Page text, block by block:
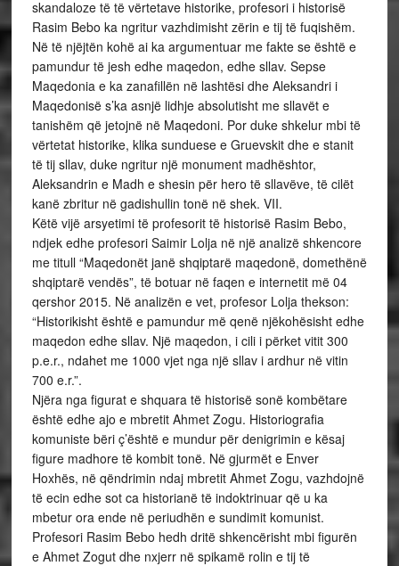
skandaloze të të vërtetave historike, profesori i historisë
Rasim Bebo ka ngritur vazhdimisht zërin e tij të fuqishëm.
Në të njëjtën kohë ai ka argumentuar me fakte se është e
pamundur të jesh edhe maqedon, edhe sllav. Sepse
Maqedonia e ka zanafillën në lashtësi dhe Aleksandri i
Maqedonisë s’ka asnjë lidhje absolutisht me sllavët e
tanishëm që jetojnë në Maqedoni. Por duke shkelur mbi të
vërtetat historike, klika sunduese e Gruevskit dhe e stanit
të tij sllav, duke ngritur një monument madhështor,
Aleksandrin e Madh e shesin për hero të sllavëve, të cilët
kanë zbritur në gadishullin tonë në shek. VII.
Këtë vijë arsyetimi të profesorit të historisë Rasim Bebo,
ndjek edhe profesori Saimir Lolja në një analizë shkencore
me titull “Maqedonët janë shqiptarë maqedonë, domethënë
shqiptarë vendës”, të botuar në faqen e internetit më 04
qershor 2015. Në analizën e vet, profesor Lolja thekson:
“Historikisht është e pamundur më qenë njëkohësisht edhe
maqedon edhe sllav. Një maqedon, i cili i përket vitit 300
p.e.r., ndahet me 1000 vjet nga një sllav i ardhur në vitin
700 e.r.”.
Njëra nga figurat e shquara të historisë sonë kombëtare
është edhe ajo e mbretit Ahmet Zogu. Historiografia
komuniste bëri ç’është e mundur për denigrimin e kësaj
figure madhore të kombit tonë. Në gjurmët e Enver
Hoxhës, në qëndrimin ndaj mbretit Ahmet Zogu, vazhdojnë
të ecin edhe sot ca historianë të indoktrinuar që u ka
mbetur ora ende në periudhën e sundimit komunist.
Profesori Rasim Bebo hedh dritë shkencërisht mbi figurën
e Ahmet Zogut dhe nxjerr në spikamë rolin e tij të